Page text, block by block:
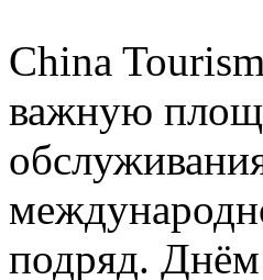
China
важную
подряд. Днём